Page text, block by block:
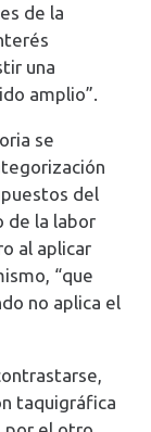
de la
una
amplio”.
se
del
de la labor
al aplicar
“que
no aplica el
taquigráfica